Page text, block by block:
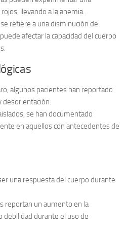
llevando a la anemia.
refiere a una disminución de
afectar la capacidad del cuerpo
algunos pacientes han reportado
desorientación.
se han documentado
en aquellos con antecedentes de
una respuesta del cuerpo durante
reportan un aumento en la
debilidad durante el uso de